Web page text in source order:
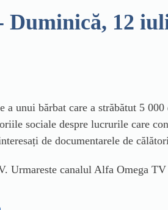
12
a unui bărbat care a străbătut 5
sociale despre lucrurile care
de documentarele de
Urmareste canalul Alfa Omega